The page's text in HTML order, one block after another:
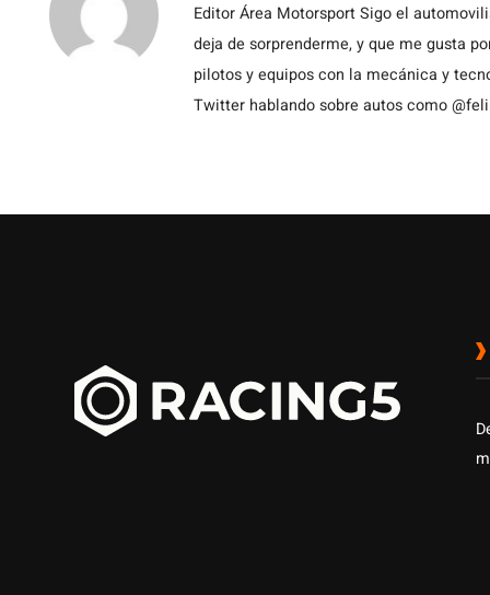
Editor Área Motorsport Sigo el
deja de sorprenderme, y que me gusta
pilotos y equipos con la mecánica y
Twitter hablando sobre autos como